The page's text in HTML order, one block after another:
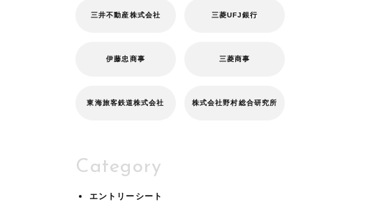
三井不動産株式会社 三菱UFJ銀行
伊藤忠商事 三菱商事
東海旅客鉄道株式会社 株式会社野村総合研究所
Category
エントリーシート